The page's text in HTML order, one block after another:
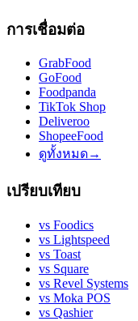
การเชื่อมต่อ
GrabFood
GoFood
Foodpanda
TikTok Shop
Deliveroo
ShopeeFood
ดูทั้งหมด→
เปรียบเทียบ
vs Foodics
vs Lightspeed
vs Toast
vs Square
vs Revel Systems
vs Moka POS
vs Qashier